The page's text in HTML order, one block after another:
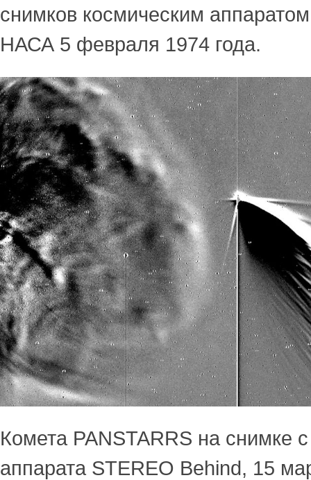
снимков космическим
НАСА 5 февраля 1974 года.
Комета PANSTARRS на снимке
аппарата STEREO Behind, 15